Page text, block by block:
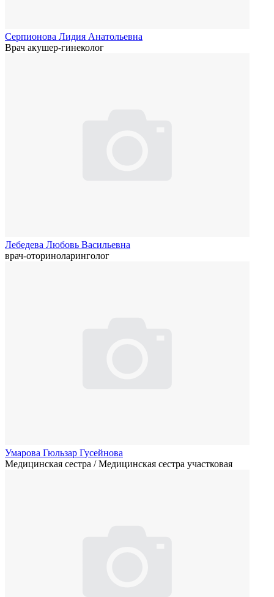
Серпионова Лидия Анатольевна
Врач акушер-гинеколог
Лебедева Любовь Васильевна
врач-оториноларинголог
Умарова Гюльзар Гусейнова
Медицинская сестра / Медицинская сестра участковая